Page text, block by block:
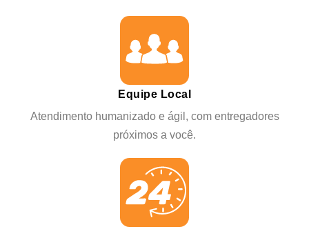
Equipe Local
Atendimento humanizado e ágil, com entregadores
próximos a você.